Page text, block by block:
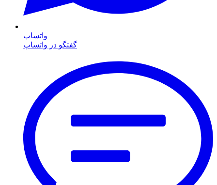
واتساپ
گفتگو در واتساپ